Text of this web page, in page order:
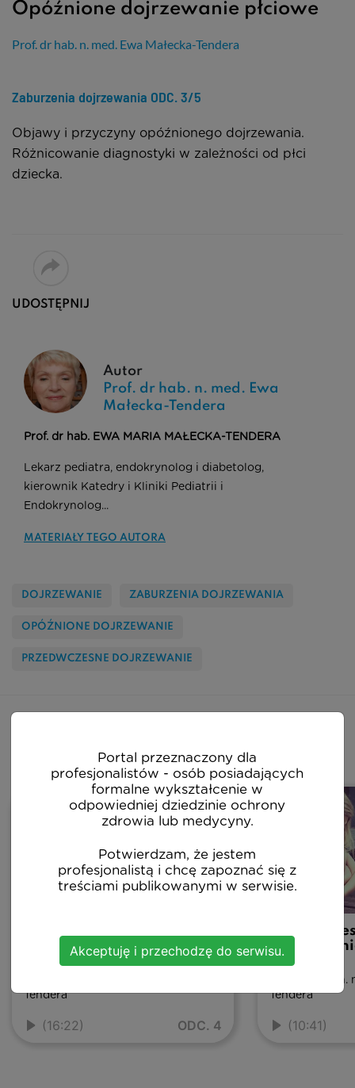
Opóźnione dojrzewanie płciowe
Prof. dr hab. n. med. Ewa Małecka-Tendera
Zaburzenia dojrzewania ODC. 3/5
Objawy i przyczyny opóźnionego dojrzewania.
Różnicowanie diagnostyki w zależności od płci
dziecka.
UDOSTĘPNIJ
Autor
Prof. dr hab. n. med. Ewa
Małecka-Tendera
Prof. dr hab. EWA MARIA MAŁECKA-TENDERA
Lekarz pediatra, endokrynolog i diabetolog,
kierownik Katedry i Kliniki Pediatrii i
Endokrynolog...
Materiały tego autora
DOJRZEWANIE ZABURZENIA DOJRZEWANIA
OPÓŹNIONE DOJRZEWANIE
PRZEDWCZESNE DOJRZEWANIE
Pozostałe odcinki
dojrzewanie płciowe cz.1
Tendera
(16:22) ODC. 4
Prof. dr hab. n.
Tendera
(10:41)
Portal przeznaczony dla
profesjonalistów - osób posiadających
formalne wykształcenie w
odpowiedniej dziedzinie ochrony
zdrowia lub medycyny.
Potwierdzam, że jestem
profesjonalistą i chcę zapoznać się z
treściami publikowanymi w serwisie.
Akceptuję i przechodzę do serwisu.